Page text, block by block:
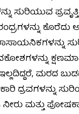
ಸುರಿಯುವ ಪ್ರವೃತ್ತಿ
ಕೊರೆದು
ಇಲ್ಲದಿದ್ದರೆ, ಮರದ
ದ್ರವಗಳನ್ನು
ಮತ್ತು